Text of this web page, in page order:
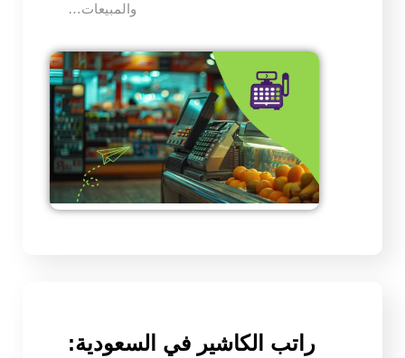
والمبيعات…
راتب الكاشير في السعودية: